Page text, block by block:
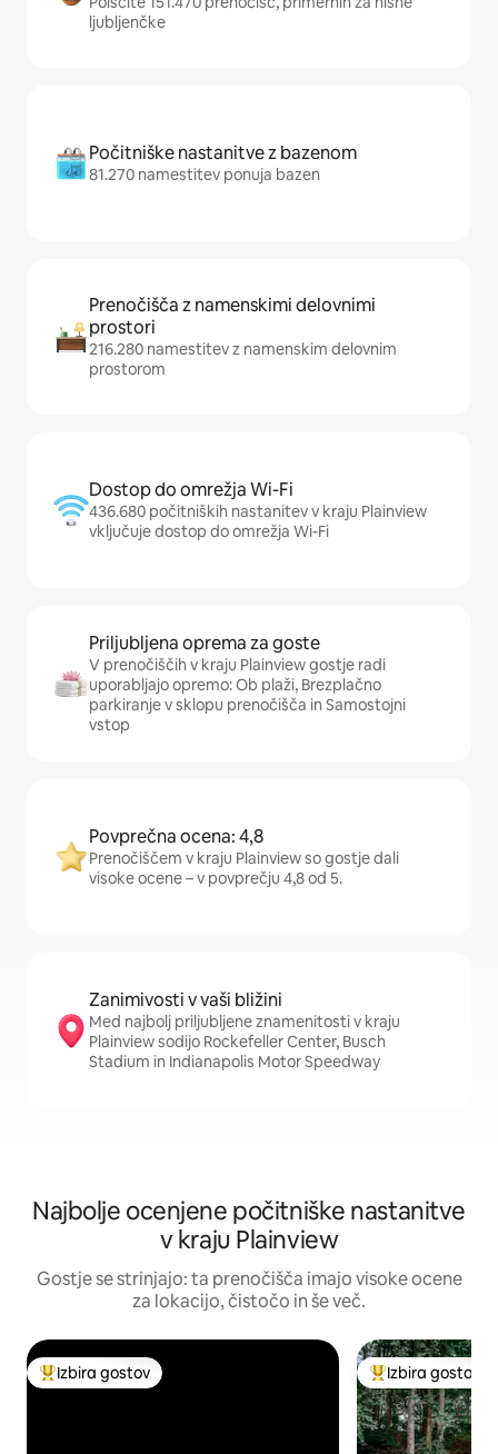
ljubljenčke
Počitniške nastanitve z bazenom
81.270 namestitev ponuja bazen
Prenočišča z namenskimi delovnimi
prostori
216.280 namestitev z namenskim delovnim
prostorom
Dostop do omrežja Wi-Fi
436.680 počitniških nastanitev v kraju Plainview
vključuje dostop do omrežja Wi-Fi
Priljubljena oprema za goste
V prenočiščih v kraju Plainview gostje radi
uporabljajo opremo: Ob plaži, Brezplačno
parkiranje v sklopu prenočišča in Samostojni
vstop
Povprečna ocena: 4,8
Prenočiščem v kraju Plainview so gostje dali
visoke ocene – v povprečju 4,8 od 5.
Zanimivosti v vaši bližini
Med najbolj priljubljene znamenitosti v kraju
Plainview sodijo Rockefeller Center, Busch
Stadium in Indianapolis Motor Speedway
Najbolje ocenjene počitniške nastanitve
v kraju Plainview
Gostje se strinjajo: ta prenočišča imajo visoke ocene
za lokacijo, čistočo in še več.
Najbolj priljubljena prenočišča z značko »Izbira gostov«
Izbira gostov Najbolj
Izbira gostov